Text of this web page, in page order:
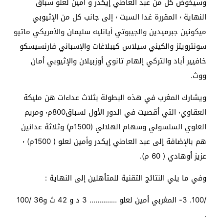
النهاية ٬ المقررة غدا السبت ٬ إلى جانب كل من الإثيوبي
ميكونين جبرميدين والجيبوتي أيانليه سليمان والأمريكي ماتيو
سونترويتز والكيني سيلاس كيبلاغات والإسباني فارنسيسكو
خافيير أباد والتركي إلهام تانوي أوزبيلان والإثيوبي أمان
ووث.
ويشارك المغرب في هذه البطولة بثلاث عداءات هن مليكة
العقاوي٬ التي أقصيت في الدور الأول لسباق800م٬ ومريم
العلوي السلسولي وسهام الهلالي (1500م) وثلاثة عدائين
هم بالإضافة إلى عبد العاطي إيكدر وأمين لعلو ( 1500م) ٬
عزيز أوهادي ( 60 م).
وفي ما يلي النتائج التقنية للمتأهلين إلى النهاية :
/100. 3- المغربي أمين لعلو ………….. 3 د و 42 ث و36 /100
.